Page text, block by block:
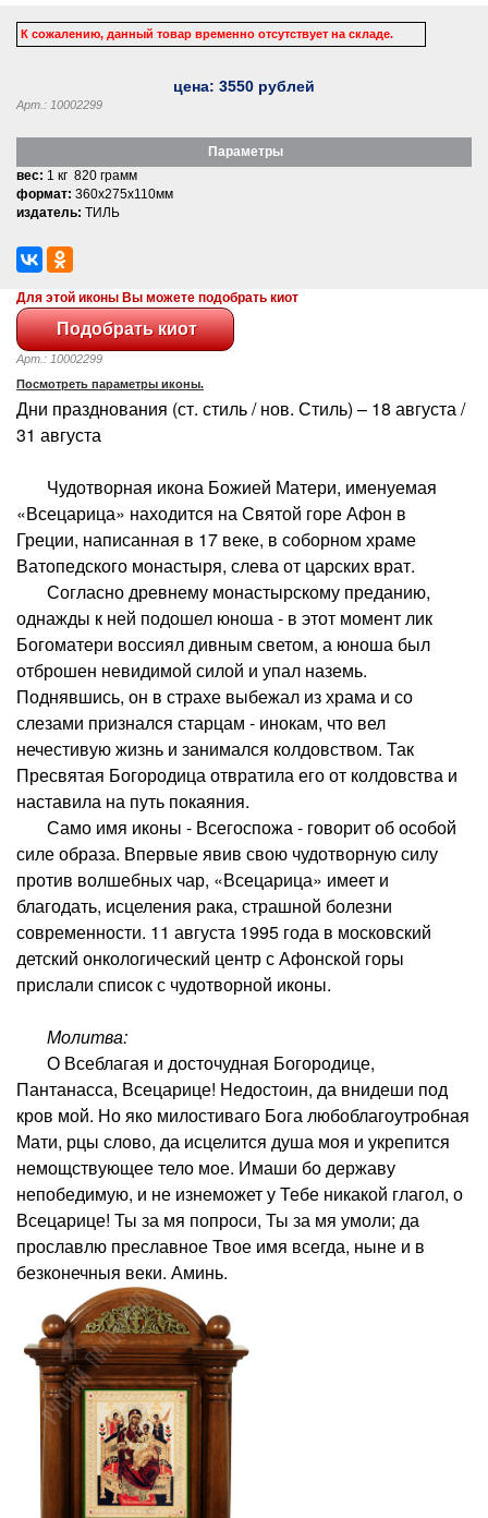
К сожалению, данный товар временно отсутствует на складе.
цена: 3550 рублей
Арт.: 10002299
Параметры
вес: 1 кг 820 грамм
формат: 360x275x110мм
издатель: ТИЛЬ
Для этой иконы Вы можете подобрать киот
Арт.: 10002299
Посмотреть параметры иконы.
Дни празднования (ст. стиль / нов. Стиль) – 18 августа /
31 августа
Чудотворная икона Божией Матери, именуемая
«Всецарица» находится на Святой горе Афон в
Греции, написанная в 17 веке, в соборном храме
Ватопедского монастыря, слева от царских врат.
Согласно древнему монастырскому преданию,
однажды к ней подошел юноша - в этот момент лик
Богоматери воссиял дивным светом, а юноша был
отброшен невидимой силой и упал наземь.
Поднявшись, он в страхе выбежал из храма и со
слезами признался старцам - инокам, что вел
нечестивую жизнь и занимался колдовством. Так
Пресвятая Богородица отвратила его от колдовства и
наставила на путь покаяния.
Само имя иконы - Всегоспожа - говорит об особой
силе образа. Впервые явив свою чудотворную силу
против волшебных чар, «Всецарица» имеет и
благодать, исцеления рака, страшной болезни
современности. 11 августа 1995 года в московский
детский онкологический центр с Афонской горы
прислали список с чудотворной иконы.
Молитва:
О Всеблагая и досточудная Богородице,
Пантанасса, Всецарице! Недостоин, да внидеши под
кров мой. Но яко милостиваго Бога любоблагоутробная
Мати, рцы слово, да исцелится душа моя и укрепится
немощствующее тело мое. Имаши бо державу
непобедимую, и не изнеможет у Тебе никакой глагол, о
Всецарице! Ты за мя попроси, Ты за мя умоли; да
прославлю преславное Твое имя всегда, ныне и в
безконечныя веки. Аминь.